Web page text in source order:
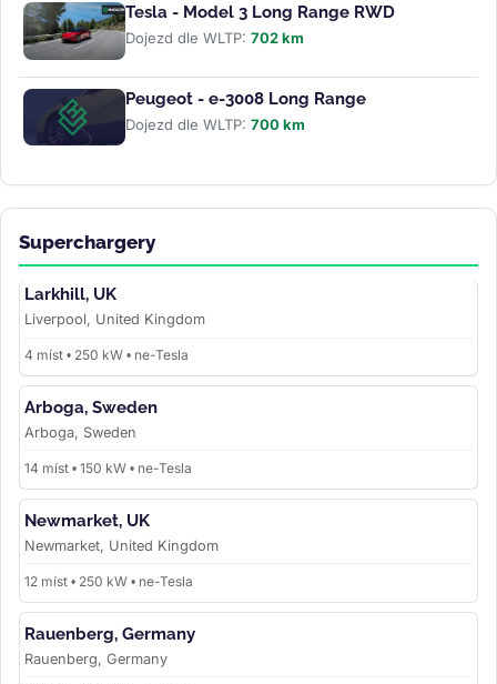
Tesla - Model 3 Long Range RWD
Dojezd dle WLTP: 702 km
Peugeot - e-3008 Long Range
Dojezd dle WLTP: 700 km
Superchargery
Larkhill, UK
Liverpool, United Kingdom
4 míst • 250 kW • ne-Tesla
Arboga, Sweden
Arboga, Sweden
14 míst • 150 kW • ne-Tesla
Newmarket, UK
Newmarket, United Kingdom
12 míst • 250 kW • ne-Tesla
Rauenberg, Germany
Rauenberg, Germany